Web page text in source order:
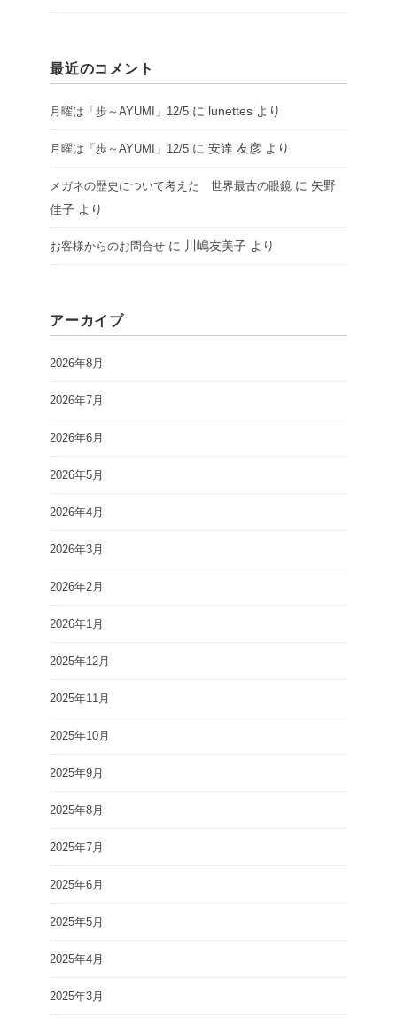
最近のコメント
月曜は「歩～AYUMI」12/5 に lunettes より
月曜は「歩～AYUMI」12/5 に 安達 友彦 より
メガネの歴史について考えた 世界最古の眼鏡 に 矢野
佳子 より
お客様からのお問合せ に 川嶋友美子 より
アーカイブ
2026年8月
2026年7月
2026年6月
2026年5月
2026年4月
2026年3月
2026年2月
2026年1月
2025年12月
2025年11月
2025年10月
2025年9月
2025年8月
2025年7月
2025年6月
2025年5月
2025年4月
2025年3月